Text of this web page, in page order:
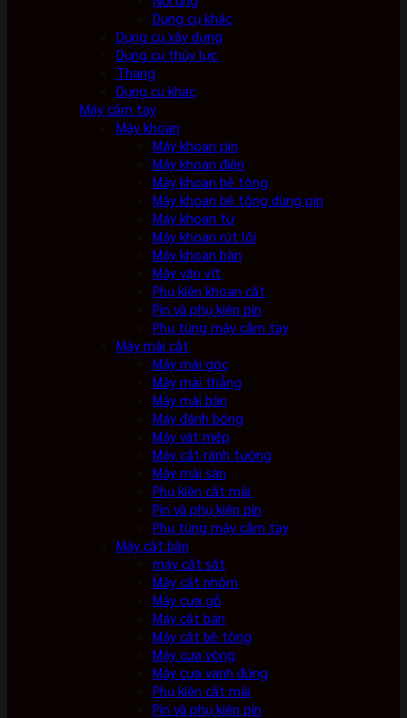
Dụng cụ khác
Dụng cụ xây dựng
Dụng cụ thủy lực
Thang
Dụng cụ khác
Máy cầm tay
Máy khoan
Máy khoan pin
Máy khoan điện
Máy khoan bê tông
Máy khoan bê tông dùng pin
Máy khoan từ
Máy khoan rút lõi
Máy khoan bàn
Máy vặn vít
Phụ kiện khoan cắt
Pin và phụ kiện pin
Phụ tùng máy cầm tay
Máy mài cắt
Máy mài góc
Máy mài thẳng
Máy mài bàn
Máy đánh bóng
Máy vát mép
Máy cắt rãnh tường
Máy mài sàn
Phụ kiện cắt mài
Pin và phụ kiện pin
Phụ tùng máy cầm tay
Máy cắt bàn
máy cắt sắt
Máy cắt nhôm
Máy cưa gỗ
Máy cắt bàn
Máy cắt bê tông
Máy cưa vòng
Máy cưa vanh đứng
Phụ kiện cắt mài
Pin và phụ kiện pin